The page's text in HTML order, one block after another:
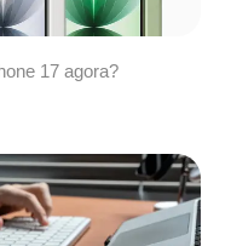
17 agora?